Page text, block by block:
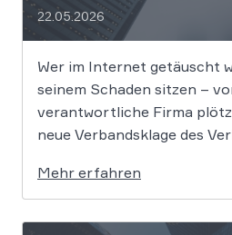
22.05.2026
Wer im Internet getäuscht
seinem Schaden sitzen –
verantwortliche Firma
neue Verbandsklage des
könnte nun den Weg ebnen,
Fällen die Drahtzieher im
Kasse zu bitten. Es geht […]
Mehr erfahren